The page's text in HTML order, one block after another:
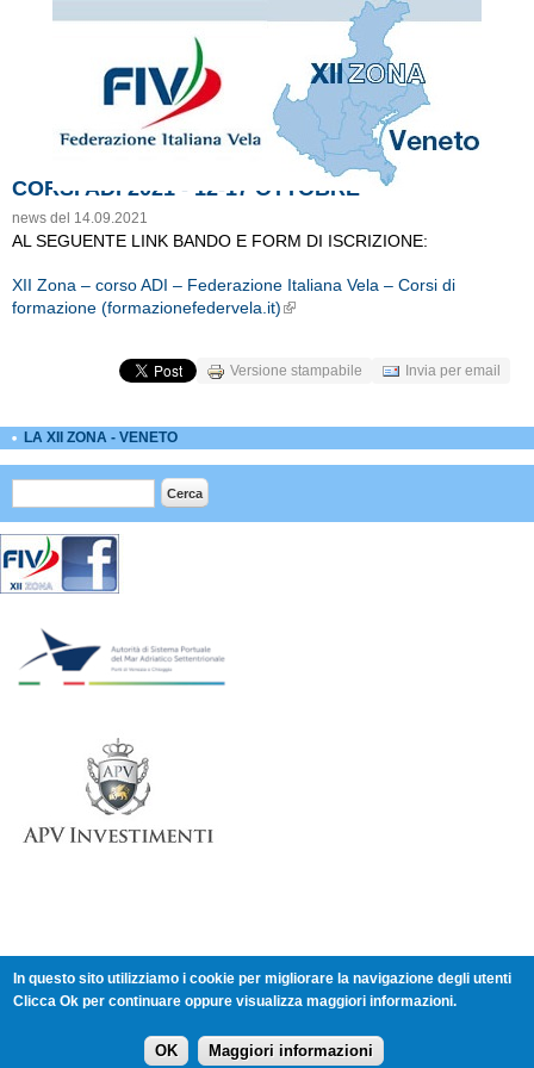
CORSI ADI 2021 - 12-17 OTTOBRE
news del 14.09.2021
AL SEGUENTE LINK BANDO E FORM DI ISCRIZIONE:
XII Zona – corso ADI – Federazione Italiana Vela – Corsi di
formazione (formazionefedervela.it)
Versione stampabile Invia per email
LA XII ZONA - VENETO
Form di ricerca
Comitato XII Zona - Veneto - c/o Comitato Provinciale CONI
Tel. 392 913 7695 - XII-ZONA@federvela.it -Login
In questo sito utilizziamo i cookie per migliorare la navigazione degli utenti
Clicca Ok per continuare oppure visualizza maggiori informazioni.
OK Maggiori informazioni